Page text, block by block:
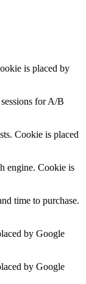
is placed by
for A/B
Cookie is placed
engine. Cookie is
time to purchase.
by Google
by Google